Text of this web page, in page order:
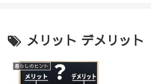
メリット デメリット
暮らしのヒント